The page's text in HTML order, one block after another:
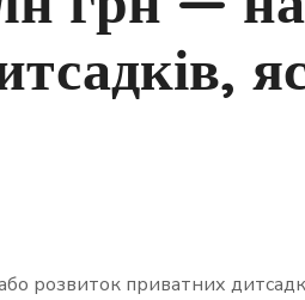
розвиток приватних